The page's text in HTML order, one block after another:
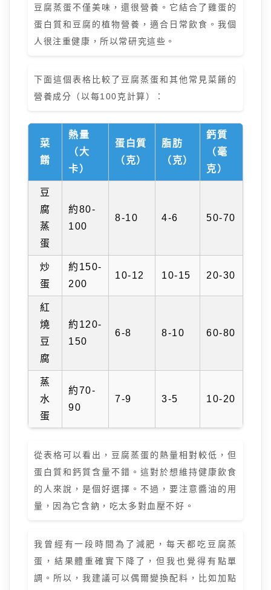
豆腐蒸蛋不僅美味，還很營養。它結合了雞蛋的
蛋白質和豆腐的植物營養，適合日常飲食。我個
人很注重健康，所以常研究這些。
下面這個表格比較了豆腐蒸蛋和其他常見菜餚的
營養成分（以每100克計算）：
菜
餚
熱量
（大
卡）
蛋白質
（克）
脂肪
（克）
鈣質
（毫
克）
豆
腐
蒸
蛋
約80-
100
8-10 4-6 50-70
炒
蛋
約150-
200
10-12 10-15 20-30
紅
燒
豆
腐
約120-
150
6-8 8-10 60-80
蒸
水
蛋
約70-
90
7-9 3-5 10-20
從表格可以看出，豆腐蒸蛋的熱量相對較低，但
蛋白質和鈣質含量不錯。這對於想維持健康飲食
的人來說，是個好選擇。不過，要注意醬油的用
量，因為它含鈉，吃太多對血壓不好。
我曾經有一段時間為了減肥，每天都吃豆腐蒸
蛋，結果體重確實下降了，但我也覺得有點單
調。所以，我建議可以偶爾變換配料，比如加點